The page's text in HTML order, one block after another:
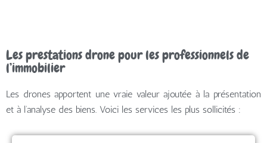
Les prestations drone pour les professionnels de
l’immobilier
Les drones apportent une vraie valeur ajoutée à la présentation
et à l’analyse des biens. Voici les services les plus sollicités :